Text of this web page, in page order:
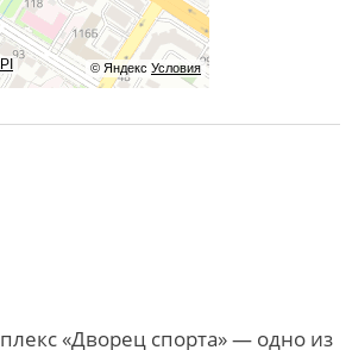
© Яндекс Условия
«Дворец спорта» — одно из